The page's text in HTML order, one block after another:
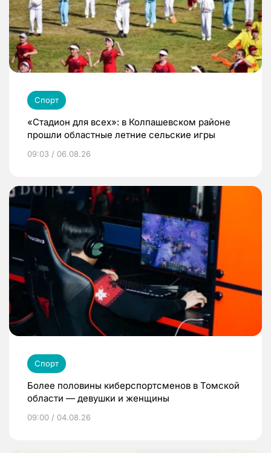
Спорт
«Стадион для всех»: в Колпашевском районе
прошли областные летние сельские игры
09:03 / 06.08.26
Спорт
Более половины киберспортсменов в Томской
области — девушки и женщины
09:00 / 04.08.26